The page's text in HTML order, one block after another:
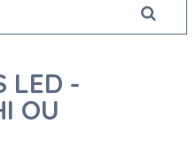
LED -
OU